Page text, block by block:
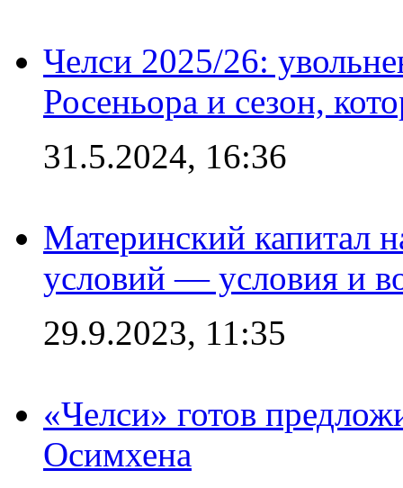
Челси 2025/26:
Росеньора и сезон,
31.5.2024, 16:36
Материнский капитал
условий — условия и
29.9.2023, 11:35
«Челси» готов
Осимхена